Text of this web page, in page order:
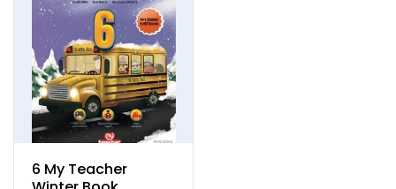
6 My Teacher